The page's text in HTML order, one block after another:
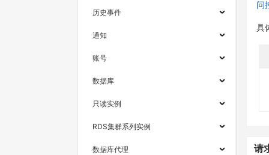
历史事件
通知
账号
数据库
只读实例
RDS集群系列实例
数据库代理
问
具
请